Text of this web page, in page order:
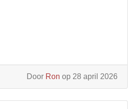
Door Ron op 28 april 2026